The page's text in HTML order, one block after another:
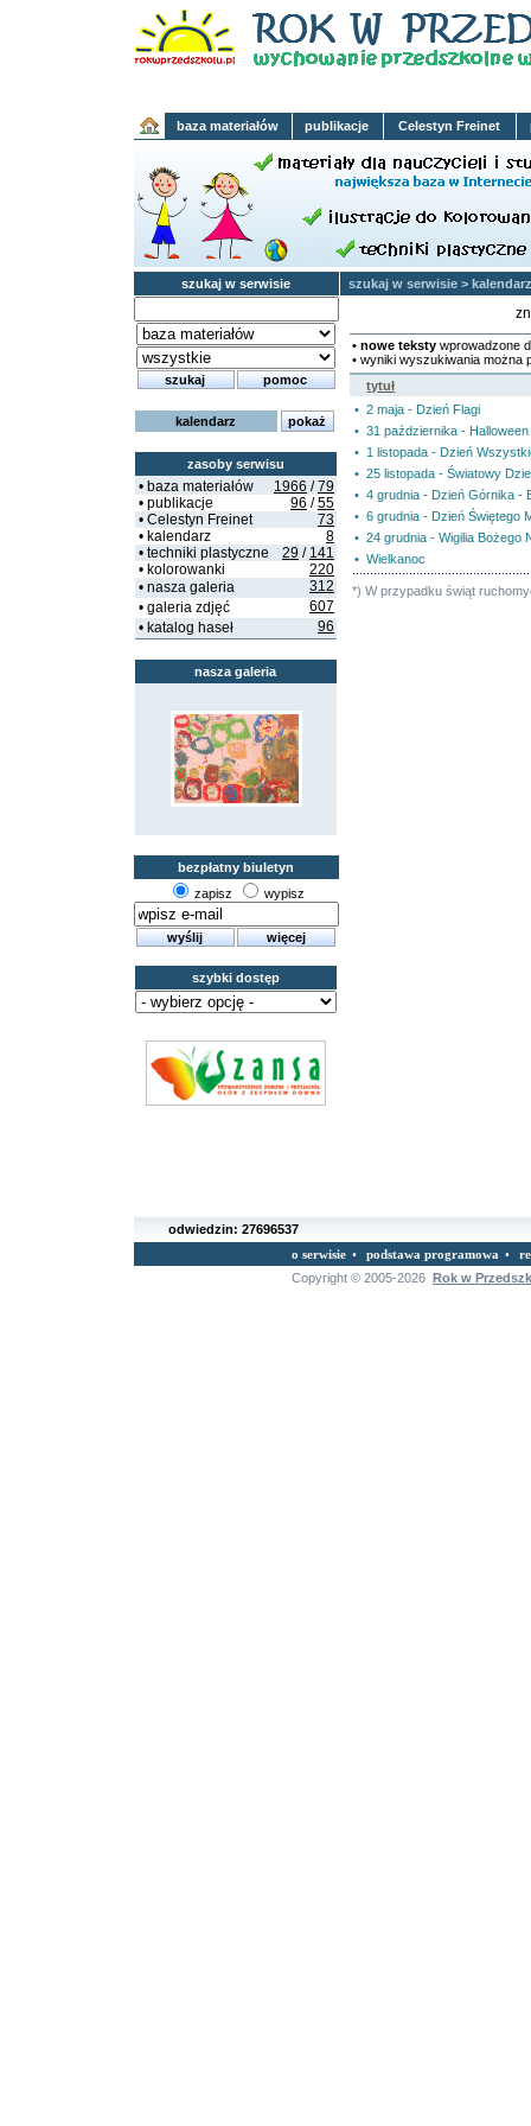
baza materiałów publikacje Celestyn Freinet
szukaj w serwisie
kalendarz
zasoby serwisu
• baza materiałów 1966 /79
• publikacje
96 /55
• Celestyn Freinet
73
• kalendarz
8
• techniki plastyczne
29 / 141
• kolorowanki
220
• nasza galeria
312
• galeria zdjęć
607
• katalog haseł
96
nasza galeria
bezpłatny biuletyn
zapisz
wypisz
szybki dostęp
szukaj w serwisie >
•nowe teksty wprowadzone
• wyniki wyszukiwania
tytuł
• 2 maja - Dzień Flagi
• 31 października - Halloween
• 1 listopada - Dzień
• 25 listopada - Światowy
• 4 grudnia - Dzień Górnika -
• 6 grudnia - Dzień Świętego
• 24 grudnia - Wigilia Bożego
• Wielkanoc
*) W przypadku świąt
odwiedzin:27696537
o serwisie • podstawa programowa •
Copyright © 2005-2026 Rok w